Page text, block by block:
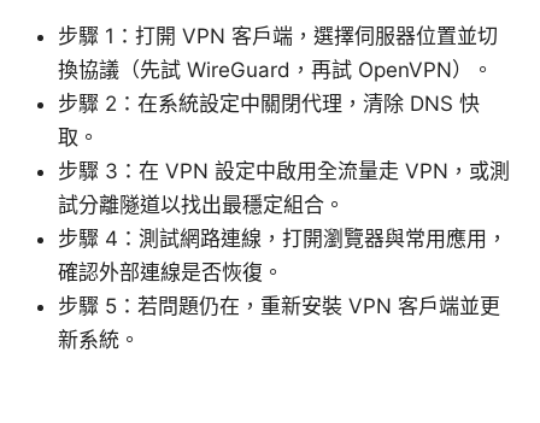
步驟 1：打開 VPN 客戶端，選擇伺服器位置並切
換協議（先試 WireGuard，再試 OpenVPN）。
步驟 2：在系統設定中關閉代理，清除 DNS 快
取。
步驟 3：在 VPN 設定中啟用全流量走 VPN，或測
試分離隧道以找出最穩定組合。
步驟 4：測試網路連線，打開瀏覽器與常用應用，
確認外部連線是否恢復。
步驟 5：若問題仍在，重新安裝 VPN 客戶端並更
新系統。